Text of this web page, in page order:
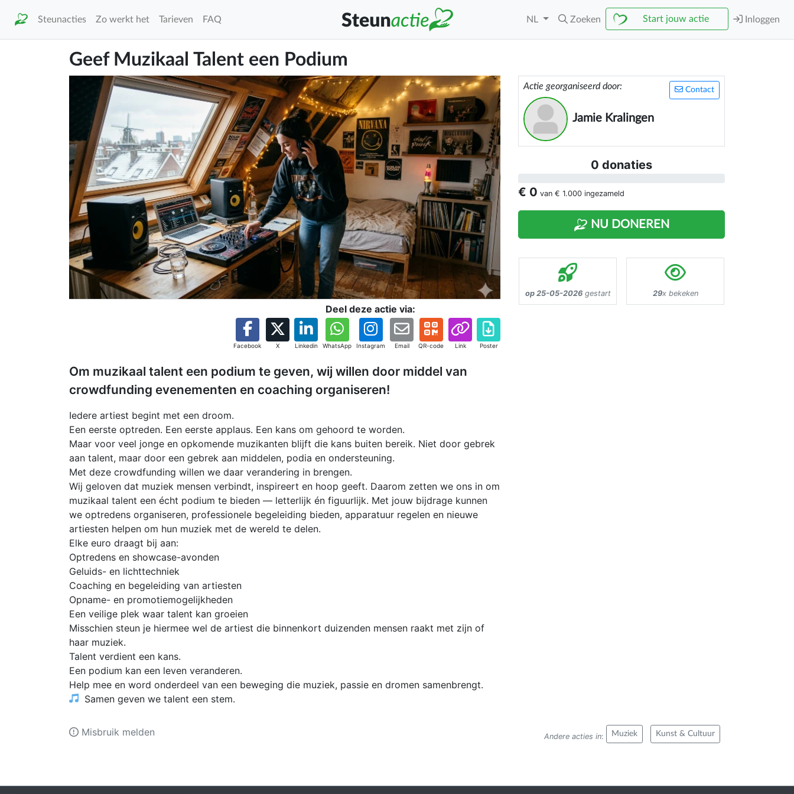
Steunacties Zo werkt het Tarieven FAQ NL Zoeken Start jouw actie Inloggen
Geef Muzikaal Talent een Podium
Deel deze actie via:
Facebook X Linkedin WhatsApp Instagram Email QR-code Link Poster
Om muzikaal talent een podium te geven, wij willen door middel van
crowdfunding evenementen en coaching organiseren!
Iedere artiest begint met een droom.
Een eerste optreden. Een eerste applaus. Een kans om gehoord te worden.
Maar voor veel jonge en opkomende muzikanten blijft die kans buiten bereik. Niet door gebrek
aan talent, maar door een gebrek aan middelen, podia en ondersteuning.
Met deze crowdfunding willen we daar verandering in brengen.
Wij geloven dat muziek mensen verbindt, inspireert en hoop geeft. Daarom zetten we ons in om
muzikaal talent een écht podium te bieden — letterlijk én figuurlijk. Met jouw bijdrage kunnen
we optredens organiseren, professionele begeleiding bieden, apparatuur regelen en nieuwe
artiesten helpen om hun muziek met de wereld te delen.
Elke euro draagt bij aan:
Optredens en showcase-avonden
Geluids- en lichttechniek
Coaching en begeleiding van artiesten
Opname- en promotiemogelijkheden
Een veilige plek waar talent kan groeien
Misschien steun je hiermee wel de artiest die binnenkort duizenden mensen raakt met zijn of
haar muziek.
Talent verdient een kans.
Een podium kan een leven veranderen.
Help mee en word onderdeel van een beweging die muziek, passie en dromen samenbrengt.
Samen geven we talent een stem.
Contact
Actie georganiseerd door:
Jamie Kralingen
0 donaties
€ 0 van € 1.000 ingezameld
NU DONEREN
op 25-05-2026gestart 29x bekeken
Andere acties in: Muziek Kunst & Cultuur
Misbruik melden